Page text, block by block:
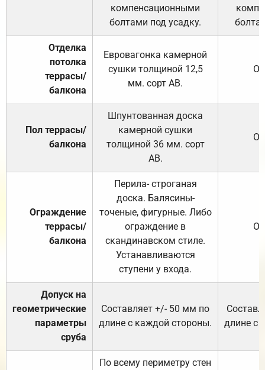
компенсационными
болтами под усадку.
Отделка
потолка
террасы/
балкона
Евровагонка камерной
сушки толщиной 12,5
мм. сорт АВ.
Пол террасы/
балкона
Шпунтованная доска
камерной сушки
толщиной 36 мм. сорт
АВ.
Ограждение
террасы/
балкона
Перила- строганая
доска. Балясины-
точеные, фигурные. Либо
ограждение в
скандинавском стиле.
Устанавливаются
ступени у входа.
Допуск на
геометрические
параметры
сруба
Составляет +/- 50 мм по
длине с каждой стороны.
длине с
По всему периметру стен